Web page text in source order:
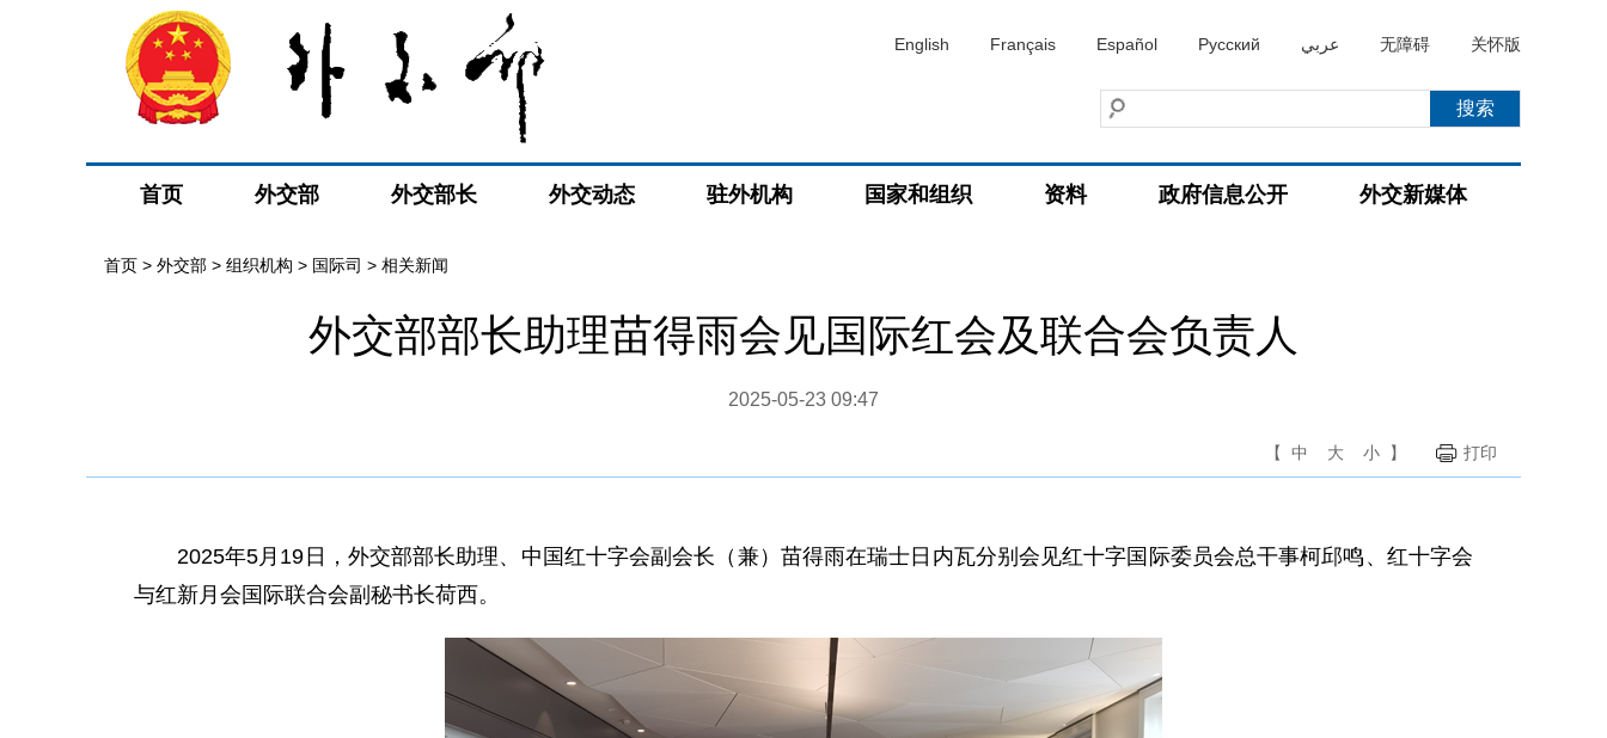
English Français Español Русский عربي 无障碍 关怀版
首页 外交部 外交部长 外交动态 驻外机构 国家和组织 资料 政府信息公开 外交新媒体
首页 > 外交部 > 组织机构 > 国际司 > 相关新闻
外交部部长助理苗得雨会见国际红会及联合会负责人
2025-05-23 09:47
【 中 大 小 】 打印
2025年5月19日，外交部部长助理、中国红十字会副会长（兼）苗得雨在瑞士日内瓦分别会见红十字国际委员会总干事柯邱鸣、红十字会
与红新月会国际联合会副秘书长荷西。